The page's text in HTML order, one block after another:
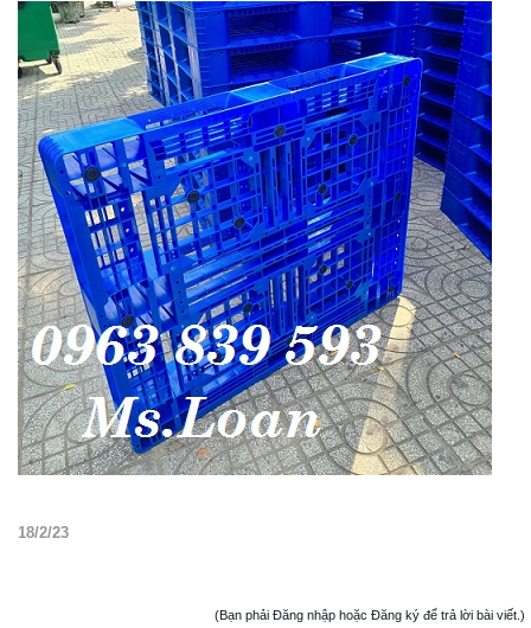
18/2/23
(Bạn phải Đăng nhập hoặc Đăng ký để trả lời bài viết.)